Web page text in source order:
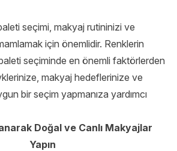
seçimi, makyaj rutininizi ve
için önemlidir. Renklerin
seçiminde en önemli faktörlerden
makyaj hedeflerinize ve
bir seçim yapmanıza yardımcı
Doğal ve Canlı Makyajlar
Yapın